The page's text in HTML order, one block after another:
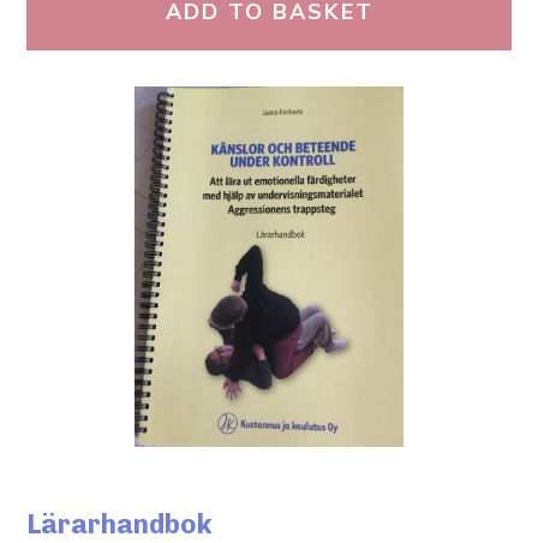
ADD TO BASKET
Lärarhandbok